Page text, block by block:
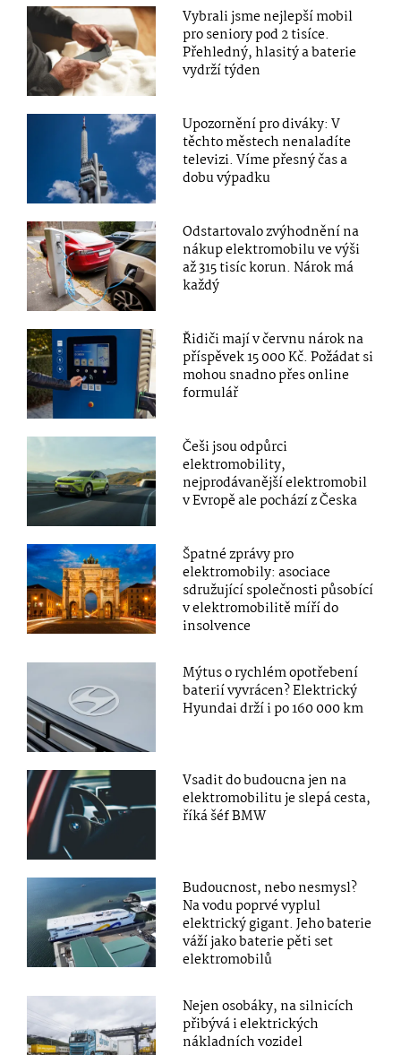
Vybrali jsme nejlepší mobil
pro seniory pod 2 tisíce.
Přehledný, hlasitý a baterie
vydrží týden
Upozornění pro diváky: V
těchto městech nenaladíte
televizi. Víme přesný čas a
dobu výpadku
Odstartovalo zvýhodnění na
nákup elektromobilu ve výši
až 315 tisíc korun. Nárok má
každý
Řidiči mají v červnu nárok na
příspěvek 15 000 Kč. Požádat si
mohou snadno přes online
formulář
Češi jsou odpůrci
elektromobility,
nejprodávanější elektromobil
v Evropě ale pochází z Česka
Špatné zprávy pro
elektromobily: asociace
sdružující společnosti působící
v elektromobilitě míří do
insolvence
Mýtus o rychlém opotřebení
baterií vyvrácen? Elektrický
Hyundai drží i po 160 000 km
Vsadit do budoucna jen na
elektromobilitu je slepá cesta,
říká šéf BMW
Budoucnost, nebo nesmysl?
Na vodu poprvé vyplul
elektrický gigant. Jeho baterie
váží jako baterie pěti set
elektromobilů
Nejen osobáky, na silnicích
přibývá i elektrických
nákladních vozidel